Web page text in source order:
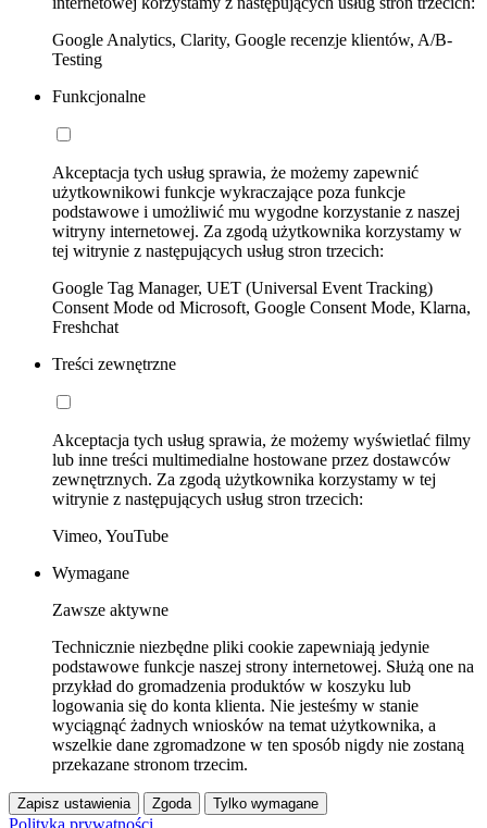
Google Analytics, Clarity, Google recenzje klientów, A/B-
Testing
Funkcjonalne
Akceptacja tych usług sprawia, że możemy zapewnić
użytkownikowi funkcje wykraczające poza funkcje
podstawowe i umożliwić mu wygodne korzystanie z naszej
witryny internetowej. Za zgodą użytkownika korzystamy w
tej witrynie z następujących usług stron trzecich:
Google Tag Manager, UET (Universal Event Tracking)
Consent Mode od Microsoft, Google Consent Mode, Klarna,
Freshchat
Treści zewnętrzne
Akceptacja tych usług sprawia, że możemy wyświetlać filmy
lub inne treści multimedialne hostowane przez dostawców
zewnętrznych. Za zgodą użytkownika korzystamy w tej
witrynie z następujących usług stron trzecich:
Vimeo, YouTube
Wymagane
Zawsze aktywne
Technicznie niezbędne pliki cookie zapewniają jedynie
podstawowe funkcje naszej strony internetowej. Służą one na
przykład do gromadzenia produktów w koszyku lub
logowania się do konta klienta. Nie jesteśmy w stanie
wyciągnąć żadnych wniosków na temat użytkownika, a
wszelkie dane zgromadzone w ten sposób nigdy nie zostaną
przekazane stronom trzecim.
Zapisz ustawienia Zgoda Tylko wymagane
Polityka prywatności